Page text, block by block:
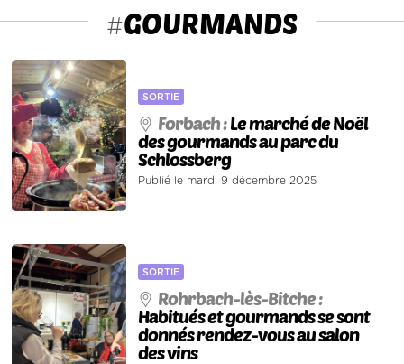
#GOURMANDS
SORTIE
Forbach :Le marché de Noël
des gourmands au parc du
Schlossberg
Publié le mardi 9 décembre 2025
SORTIE
Rohrbach-lès-Bitche :
Habitués et gourmands se sont
donnés rendez-vous au salon
des vins